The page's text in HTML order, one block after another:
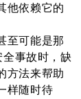
他依赖它的
至可能是那
全事故时，缺
方法来帮助
样随时待